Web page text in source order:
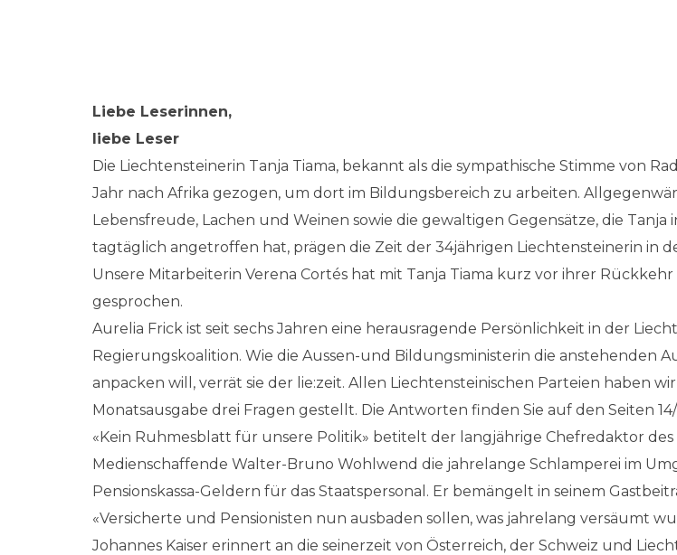
Liebe Leserinnen,
liebe Leser
Die Liechtensteinerin Tanja Tiama, bekannt als die sympathische Stimme von
Jahr nach Afrika gezogen, um dort im Bildungsbereich zu arbeiten.
Lebensfreude, Lachen und Weinen sowie die gewaltigen Gegensätze, die Tanja
tagtäglich angetroffen hat, prägen die Zeit der 34jährigen Liechtensteinerin in
Unsere Mitarbeiterin Verena Cortés hat mit Tanja Tiama kurz vor ihrer Rückkehr
gesprochen.
Aurelia Frick ist seit sechs Jahren eine herausragende Persönlichkeit in der
Regierungskoalition. Wie die Aussen-und Bildungsministerin die anstehenden
anpacken will, verrät sie der lie:zeit. Allen Liechtensteinischen Parteien haben
Monatsausgabe drei Fragen gestellt. Die Antworten finden Sie auf den Seiten 14/
«Kein Ruhmesblatt für unsere Politik» betitelt der langjährige Chefredaktor
Medienschaffende Walter-Bruno Wohlwend die jahrelange Schlamperei im
Pensionskassa-Geldern für das Staatspersonal. Er bemängelt in seinem
«Versicherte und Pensionisten nun ausbaden sollen, was jahrelang versäumt
Johannes Kaiser erinnert an die seinerzeit von Österreich, der Schweiz und